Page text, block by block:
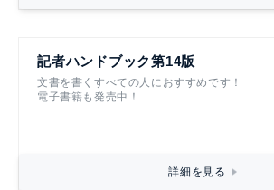
記者ハンドブック第14版
文書を書くすべての人におすすめです！
電子書籍も発売中！
詳細を見る